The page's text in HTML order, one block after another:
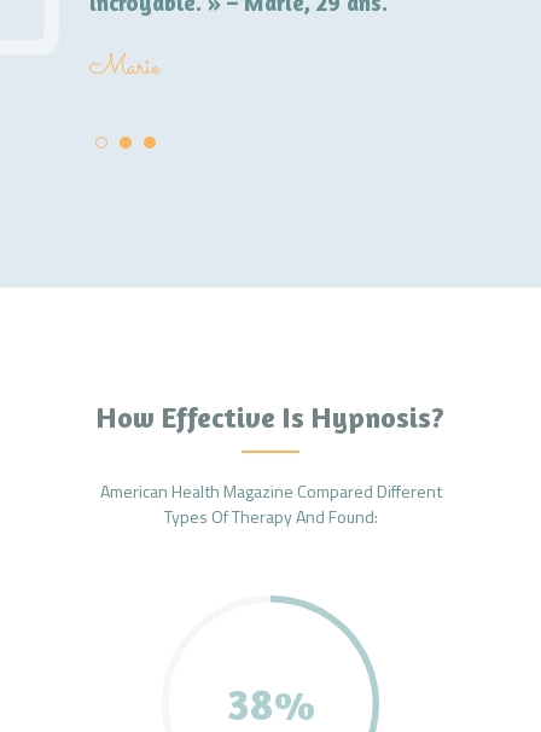
Marie
How Effective Is Hypnosis?
American Health Magazine Compared Different
Types Of Therapy And Found:
38%